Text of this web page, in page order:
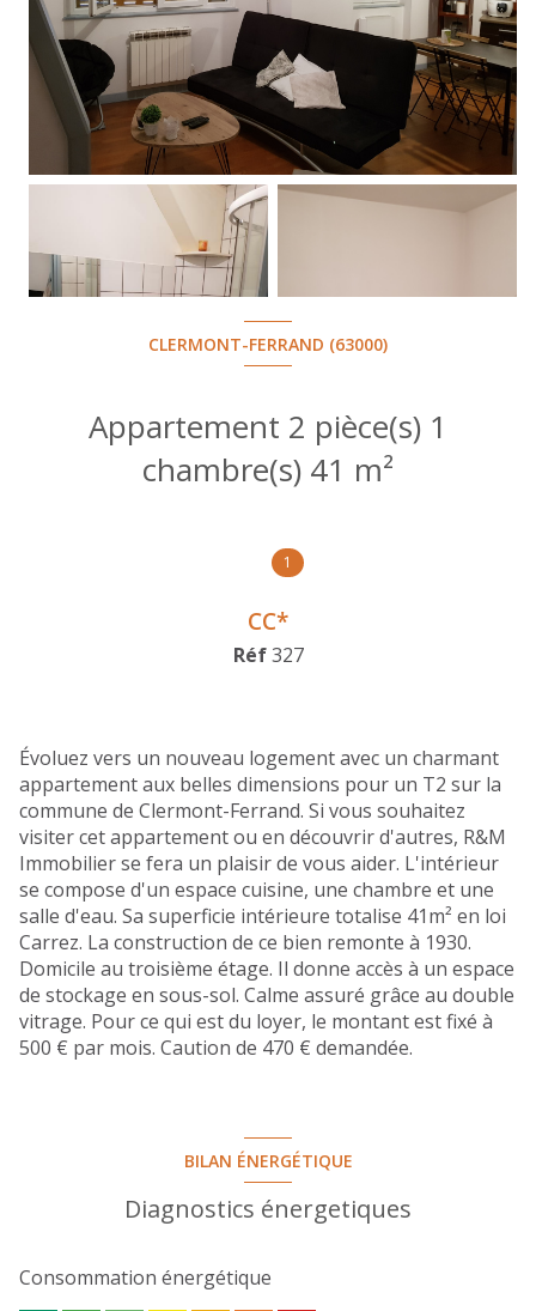
CLERMONT-FERRAND (63000)
Appartement 2 pièce(s) 1
chambre(s) 41 m²
1
CC*
Réf327
Évoluez vers un nouveau logement avec un charmant
appartement aux belles dimensions pour un T2 sur la
commune de Clermont-Ferrand. Si vous souhaitez
visiter cet appartement ou en découvrir d'autres, R&M
Immobilier se fera un plaisir de vous aider. L'intérieur
se compose d'un espace cuisine, une chambre et une
salle d'eau. Sa superficie intérieure totalise 41m² en loi
Carrez. La construction de ce bien remonte à 1930.
Domicile au troisième étage. Il donne accès à un espace
de stockage en sous-sol. Calme assuré grâce au double
vitrage. Pour ce qui est du loyer, le montant est fixé à
500 € par mois. Caution de 470 € demandée.
BILAN ÉNERGÉTIQUE
Diagnostics énergetiques
Consommation énergétique